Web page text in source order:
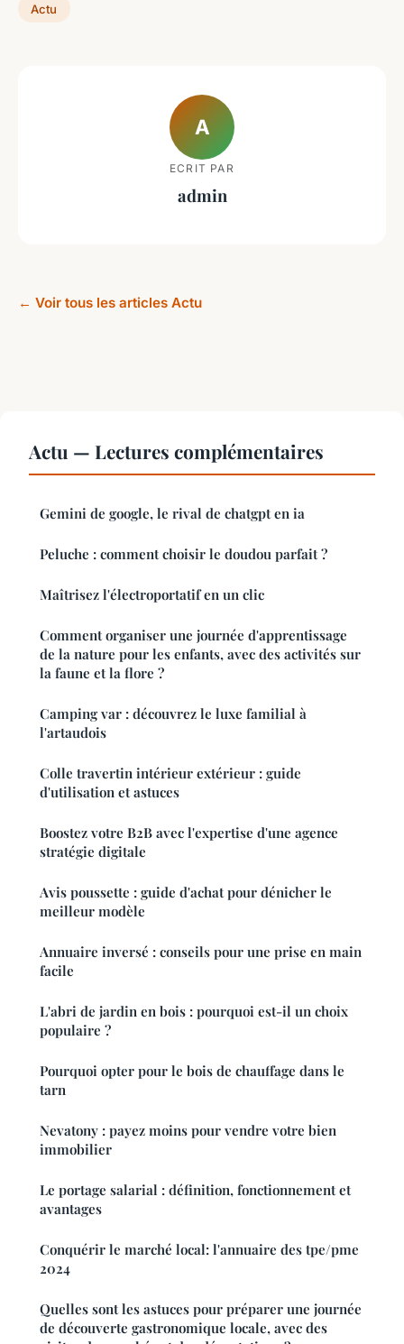
Actu
A
ECRIT PAR
admin
← Voir tous les articles Actu
Actu — Lectures complémentaires
Gemini de google, le rival de chatgpt en ia
Peluche : comment choisir le doudou parfait ?
Maîtrisez l'électroportatif en un clic
Comment organiser une journée d'apprentissage
de la nature pour les enfants, avec des activités sur
la faune et la flore ?
Camping var : découvrez le luxe familial à
l'artaudois
Colle travertin intérieur extérieur : guide
d'utilisation et astuces
Boostez votre B2B avec l'expertise d'une agence
stratégie digitale
Avis poussette : guide d'achat pour dénicher le
meilleur modèle
Annuaire inversé : conseils pour une prise en main
facile
L'abri de jardin en bois : pourquoi est-il un choix
populaire ?
Pourquoi opter pour le bois de chauffage dans le
tarn
Nevatony : payez moins pour vendre votre bien
immobilier
Le portage salarial : définition, fonctionnement et
avantages
Conquérir le marché local: l'annuaire des tpe/pme
2024
Quelles sont les astuces pour préparer une journée
de découverte gastronomique locale, avec des